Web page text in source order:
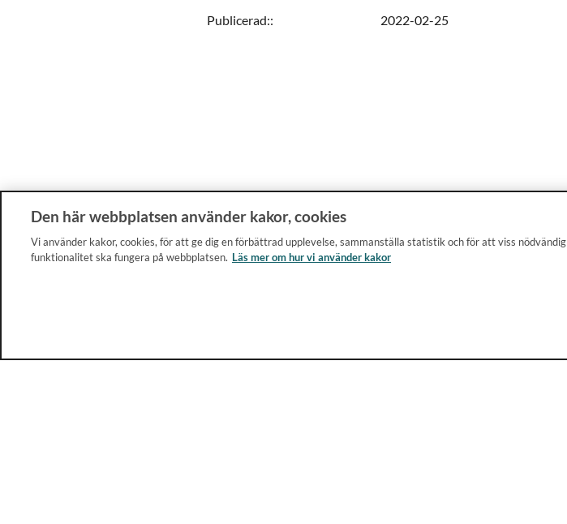
Publicerad:: 2022-02-25
Den här webbplatsen använder kakor, cookies
Vi använder kakor, cookies, för att ge dig en förbättrad upplevelse, sammanställa statistik och för att viss nödvändig
funktionalitet ska fungera på webbplatsen. Läs mer om hur vi använder kakor